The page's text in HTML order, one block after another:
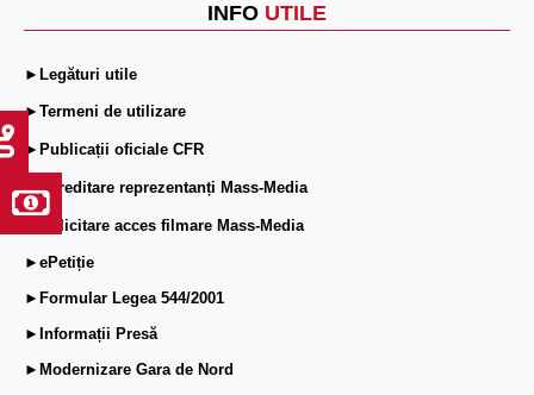
INFO UTILE
►Legături utile
►Termeni de utilizare
►Publicații oficiale CFR
►Acreditare reprezentanți Mass-Media
►Solicitare acces filmare Mass-Media
►ePetiție
►Formular Legea 544/2001
►Informații Presă
►Modernizare Gara de Nord